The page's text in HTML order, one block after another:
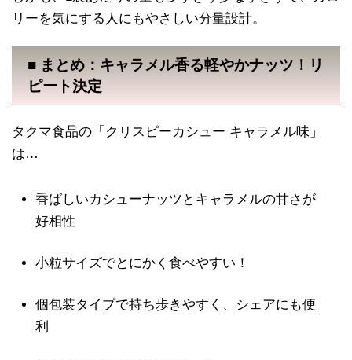
リーを気にする人にもやさしい分量設計。
■ まとめ：キャラメル香る軽やかナッツ！リ
ピート決定
タクマ食品の「クリスピーカシュー キャラメル味」
は…
香ばしいカシューナッツとキャラメルの甘さが
好相性
小粒サイズでとにかく食べやすい！
個包装タイプで持ち歩きやすく、シェアにも便
利